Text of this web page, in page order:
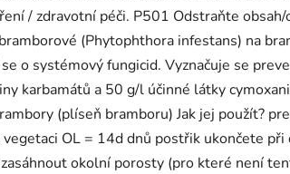
/ zdravotní péči. P501 Odstraňte
(Phytophthora infestans) na
o systémový fungicid. Vyznačuje se
karbamátů a 50 g/l účinné látky
(plíseň bramboru) Jak jej použít?
OL = 14d dnů postřik ukončete
okolní porosty (pro které není